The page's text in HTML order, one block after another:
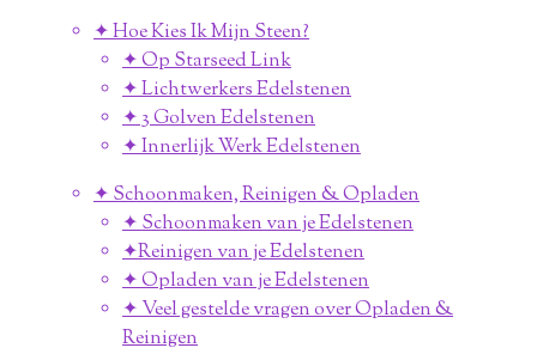
✦ Hoe Kies Ik Mijn Steen?
✦ Op Starseed Link
✦ Lichtwerkers Edelstenen
✦ 3 Golven Edelstenen
✦ Innerlijk Werk Edelstenen
✦ Schoonmaken, Reinigen & Opladen
✦ Schoonmaken van je Edelstenen
✦Reinigen van je Edelstenen
✦ Opladen van je Edelstenen
✦ Veel gestelde vragen over Opladen &
Reinigen